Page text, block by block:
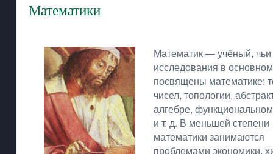
Математики
Математик — учёный,
исследования в основном
посвящены математике:
чисел, топологии,
алгебре,
и т. д. В меньшей степени
математики занимаются
проблемами экономики,